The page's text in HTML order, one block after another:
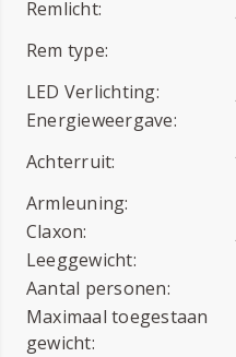
Remlicht:
Rem type:
LED Verlichting:
Energieweergave:
Achterruit:
Armleuning:
Claxon:
Leeggewicht:
Aantal personen:
Maximaal toegestaan
gewicht: